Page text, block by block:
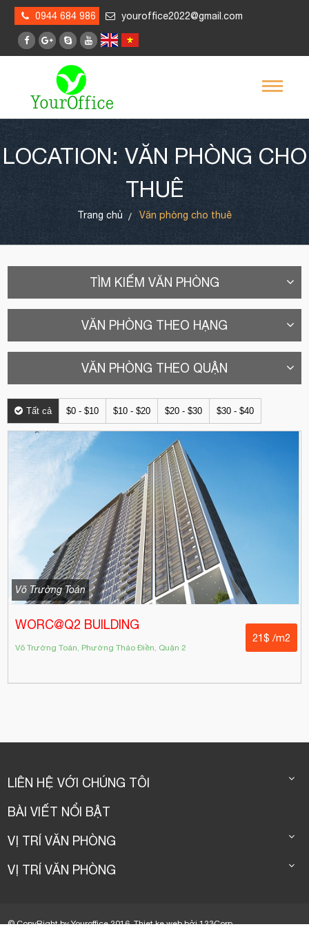
0944 684 986 youroffice2022@gmail.com
LOCATION: VĂN PHÒNG CHO
THUÊ
Trang chủ Văn phòng cho thuê
TÌM KIẾM VĂN PHÒNG
VĂN PHÒNG THEO HẠNG
VĂN PHÒNG THEO QUẬN
Tất cả $0 - $10 $10 - $20 $20 - $30 $30 - $40
Võ Trường Toản
WORC@Q2 BUILDING
Võ Trường Toản, Phường Thảo Điền, Quận 2
21$ /m2
LIÊN HỆ VỚI CHÚNG TÔI
BÀI VIẾT NỔI BẬT
VỊ TRÍ VĂN PHÒNG
VỊ TRÍ VĂN PHÒNG
© CopyRight by Youroffice 2016.Thiet ke webbởi123Corp